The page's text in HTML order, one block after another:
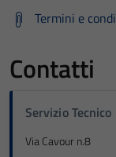
Termini e
Contatti
Servizio Tecnico
Via Cavour n.8